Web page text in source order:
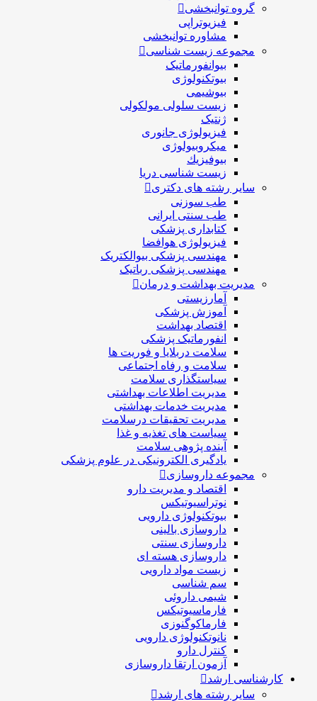
گروه توانبخشی
فیزیوتراپی
مشاوره توانبخشی
مجموعه زیست شناسی
بیوانفورماتیک
بیوتکنولوژی
بیوشیمی
زیست سلولی مولکولی
ژنتیک
فیزیولوژی جانوری
میکروبیولوژی
بيوفيزيك
زیست شناسی دریا
سایر رشته های دکتری
طب سوزنی
طب سنتی ایرانی
کتابداری پزشکی
فیزیولوژی هوافضا
مهندسی پزشکی بیوالکتریک
مهندسی پزشکی رباتیک
مدیریت بهداشت و درمان
آمارزیستی
آموزش پزشکی
اقتصاد بهداشت
انفورماتیک پزشکی
سلامت دربلايا و فوريت ها
سلامت و رفاه اجتماعی
سیاستگذاری سلامت
مدیریت اطلاعات بهداشتی
مدیریت خدمات بهداشتی
مدیریت تحقیقات درسلامت
سیاست های تغذیه و غذا
آینده پژوهی سلامت
یادگیری الکترونیکی در علوم پزشکی
مجموعه داروسازی
اقتصاد و مديريت دارو
نوتراسیوتیکس
بيوتكنولوژی دارویی
داروسازی بالينی
داروسازی سنتی
داروسازی هسته ای
زیست مواد دارویی
سم شناسی
شيمی داروئی
فارماسيوتيكس
فارماكوگنوزی
نانوتکنولوژی دارویی
كنترل دارو
آزمون ارتقا داروسازی
کارشناسی ارشد
سایر رشته های ارشد